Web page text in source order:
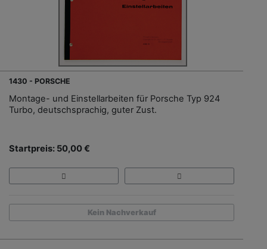
1430 - PORSCHE
Montage- und Einstellarbeiten für Porsche Typ 924
Turbo, deutschsprachig, guter Zust.
Startpreis: 50,00 €
Kein Nachverkauf